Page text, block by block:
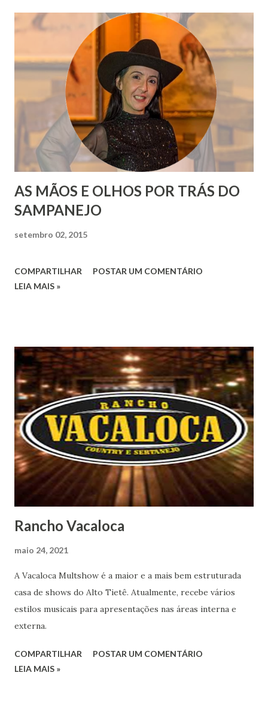
AS MÃOS E OLHOS POR TRÁS DO
SAMPANEJO
setembro 02, 2015
COMPARTILHAR
POSTAR UM COMENTÁRIO
LEIA MAIS »
Rancho Vacaloca
maio 24, 2021
A Vacaloca Multshow é a maior e a mais bem estruturada
casa de shows do Alto Tietê. Atualmente, recebe vários
estilos musicais para apresentações nas áreas interna e
externa.
COMPARTILHAR
POSTAR UM COMENTÁRIO
LEIA MAIS »